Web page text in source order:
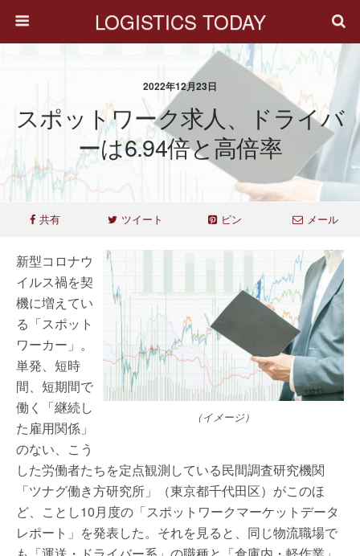
LOGISTICS TODAY
2022年12月23日
スポットワーク求人、ドライバ
ーは6.94倍と高倍率
共有 ツイート ピン メール
（イメージ）
新型コロナウ
イルス禍を契
機に増えてい
る「スポット
ワーカー」。
単発、短時
間、短期間で
働く「継続し
た雇用関係」
のない、こう
した労働者たちを定点観測している民間調査研究機関
「ツナグ働き方研究所」（東京都千代田区）がこのほ
ど、ことし10月度の「スポットワークマーケットデータ
レポート」を発表した。それを見ると、同じ物流職場で